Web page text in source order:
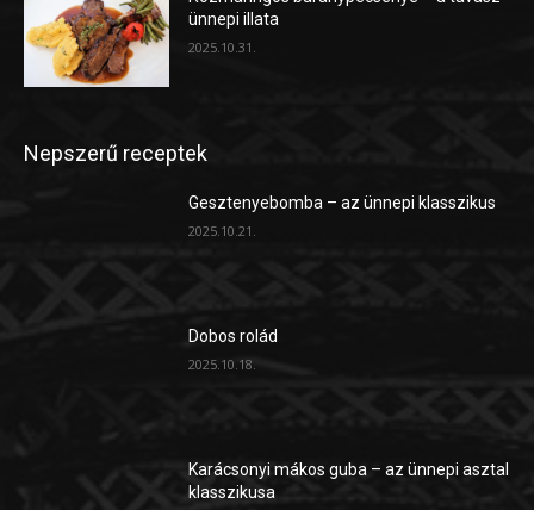
ünnepi illata
2025.10.31.
Nepszerű receptek
Gesztenyebomba – az ünnepi klasszikus
2025.10.21.
Dobos rolád
2025.10.18.
Karácsonyi mákos guba – az ünnepi asztal
klasszikusa